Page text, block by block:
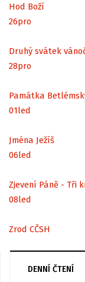
Hod Boží
26pro
Druhý svátek
28pro
Památka
01led
Jména Ježíš
06led
Zjevení Páně - Tři
08led
Zrod CČSH
DENNÍ ČTENÍ